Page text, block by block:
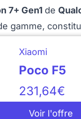
7+ Gen1 de
gamme,
Xiaomi
Poco F5
231,64€
Voir l'offre